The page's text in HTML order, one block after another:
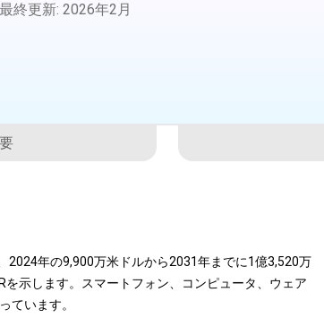
最終更新: 2026年2月
年の9,900万米ドルから2031年までに1億3,520万
示します。スマートフォン、コンピュータ、ウェア
ています。